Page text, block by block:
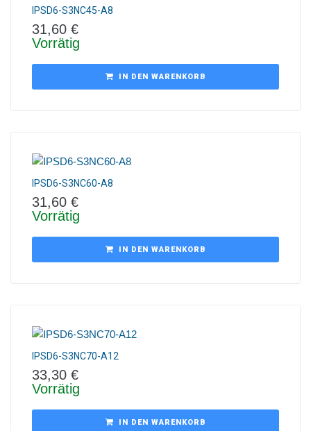
IPSD6-S3NC45-A8
31,60 €
Vorrätig
IN DEN WARENKORB
IPSD6-S3NC60-A8
31,60 €
Vorrätig
IN DEN WARENKORB
IPSD6-S3NC70-A12
33,30 €
Vorrätig
IN DEN WARENKORB